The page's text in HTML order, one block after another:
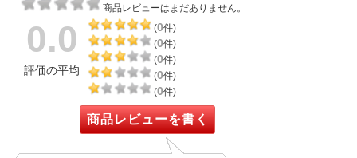
商品レビューはまだありません。
0.0
評価の平均
(0件)
(0件)
(0件)
(0件)
(0件)
商品レビューを書く